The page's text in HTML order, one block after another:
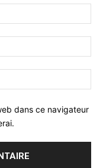
dans ce navigateur